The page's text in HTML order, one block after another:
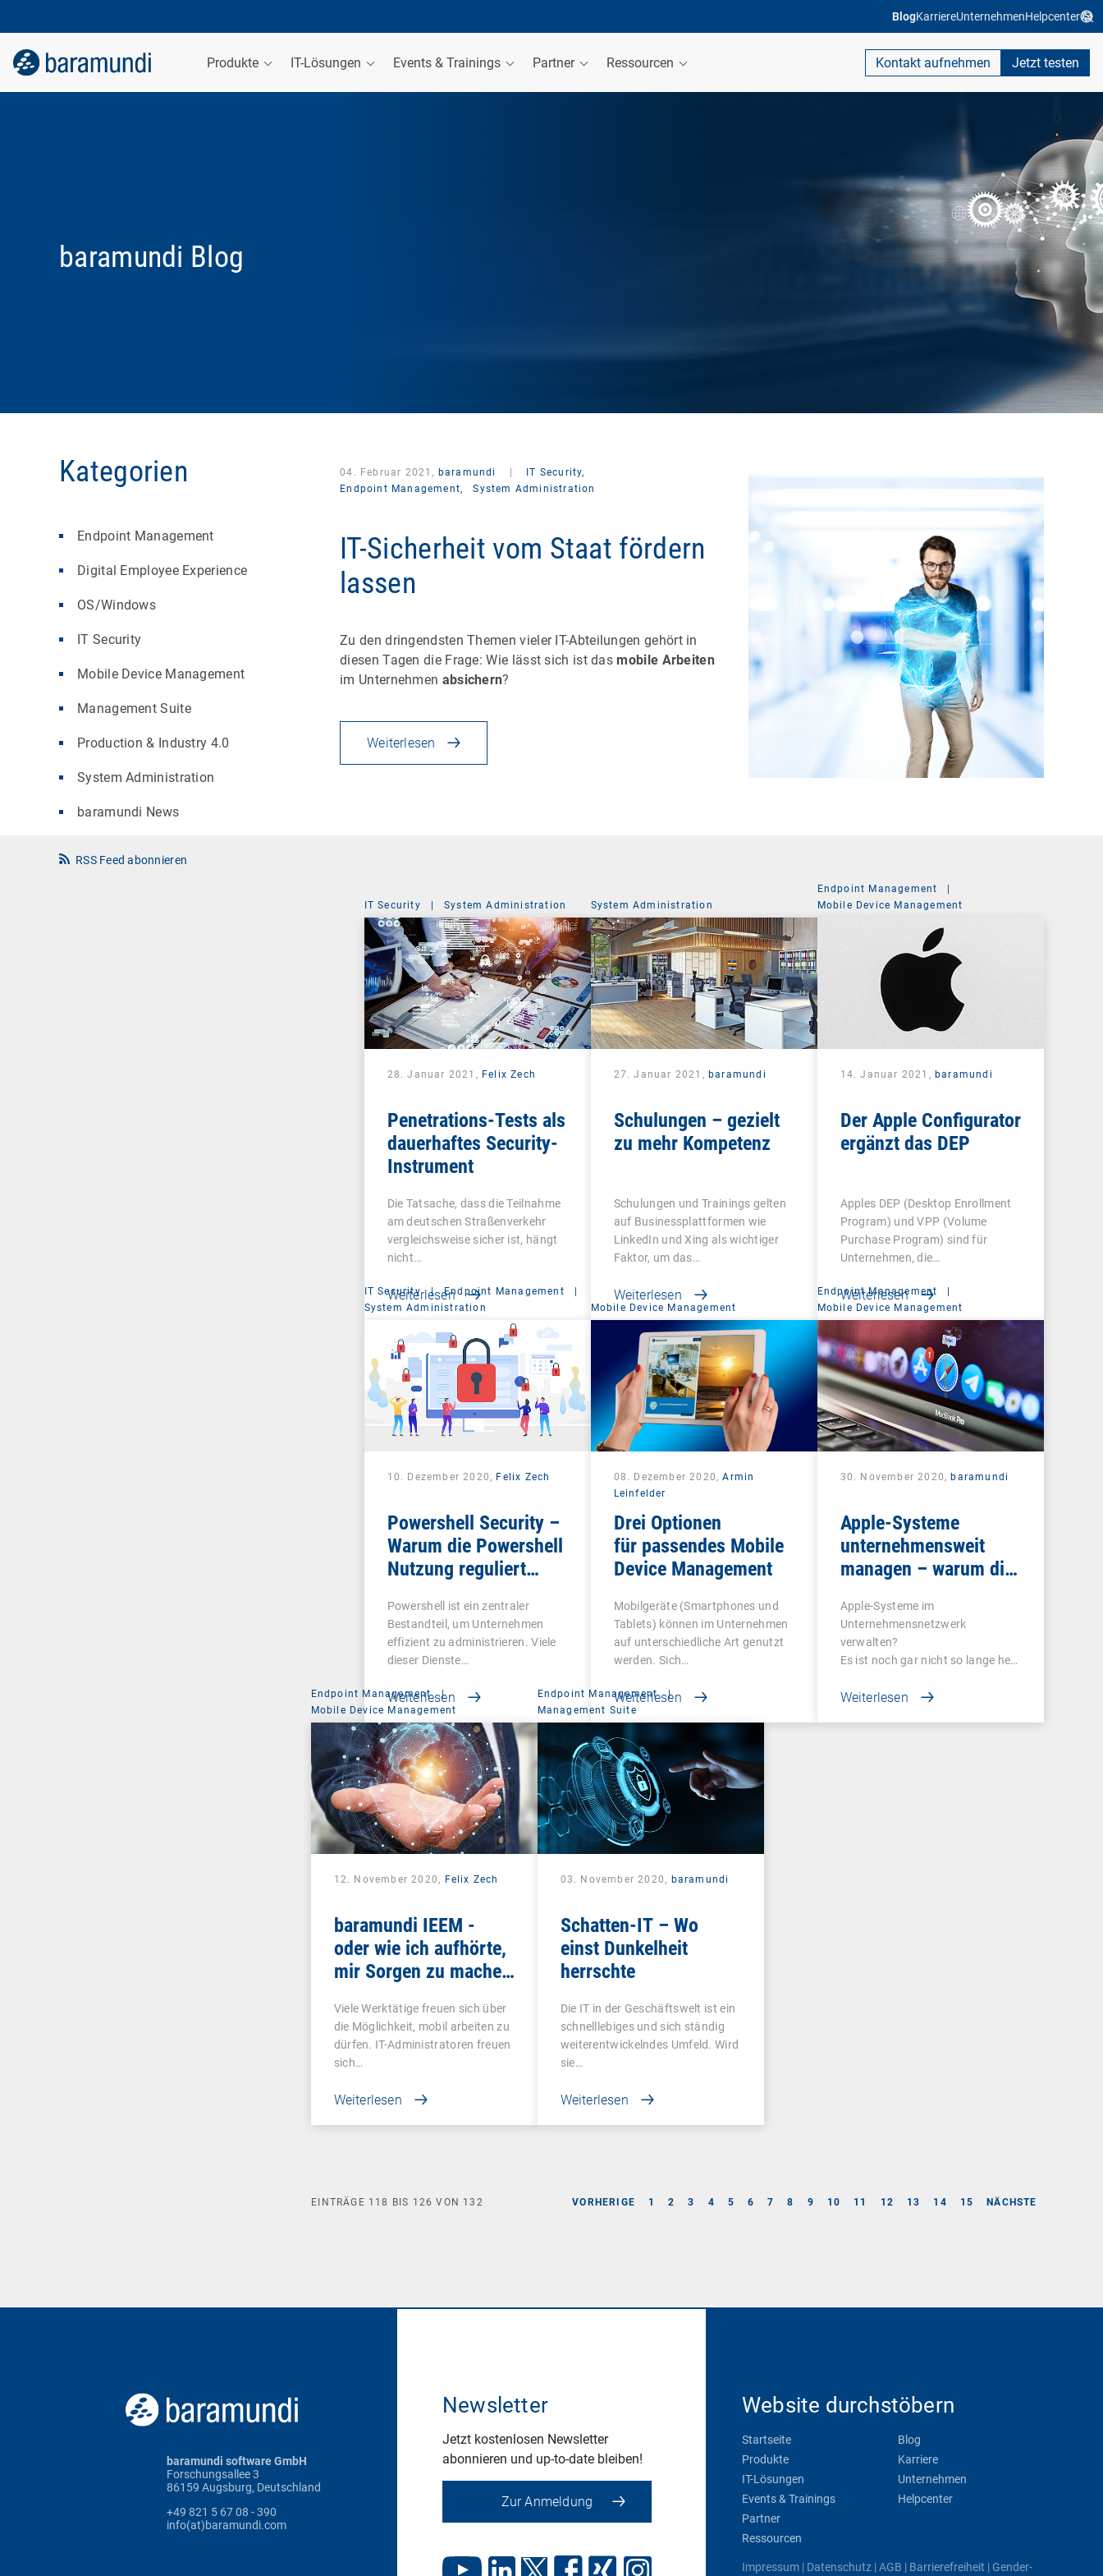
BlogKarriereUnternehmenHelpcenter
Produkte IT-Lösungen Events & Trainings Partner Ressourcen Kontakt aufnehmen Jetzt testen
baramundi Blog
Kategorien
Endpoint Management
Digital Employee Experience
OS/Windows
IT Security
Mobile Device Management
Management Suite
Production & Industry 4.0
System Administration
baramundi News
RSS Feed abonnieren
04. Februar 2021, baramundi
IT Security,
Endpoint Management,
System Administration
IT-Sicherheit vom Staat fördern
lassen
Zu den dringendsten Themen vieler IT-Abteilungen gehört in
diesen Tagen die Frage: Wie lässt sich ist das mobile Arbeiten
im Unternehmen absichern?
Weiterlesen
IT Security | System Administration
28. Januar 2021, Felix Zech
Penetrations-Tests als
dauerhaftes Security-
Instrument
Die Tatsache, dass die Teilnahme
am deutschen Straßenverkehr
vergleichsweise sicher ist, hängt
nicht…
Weiterlesen
System Administration
27. Januar 2021, baramundi
Schulungen – gezielt
zu mehr Kompetenz
Schulungen und Trainings gelten
auf Businessplattformen wie
LinkedIn und Xing als wichtiger
Faktor, um das…
Weiterlesen
Endpoint Management
|
Mobile Device Management
14. Januar 2021, baramundi
Der Apple Configurator
ergänzt das DEP
Apples DEP (Desktop Enrollment
Program) und VPP (Volume
Purchase Program) sind für
Unternehmen, die…
Weiterlesen
IT Security | Endpoint Management
|
System Administration
10. Dezember 2020, Felix Zech
Powershell Security –
Warum die Powershell
Nutzung reguliert
Powershell ist ein zentraler
Bestandteil, um Unternehmen
effizient zu administrieren. Viele
dieser Dienste…
Weiterlesen
Mobile Device Management
08. Dezember 2020,Armin
Leinfelder
Drei Optionen
für passendes Mobile
Device Management
Mobilgeräte (Smartphones und
Tablets) können im Unternehmen
auf unterschiedliche Art genutzt
werden. Sich…
Weiterlesen
Endpoint Management
|
Mobile Device Management
30. November 2020,baramundi
Apple-Systeme
unternehmensweit
managen – warum die
VPP sinnvoll ist
Apple-Systeme im
Unternehmensnetzwerk
verwalten?
Es ist noch gar nicht so lange her,
Weiterlesen
Endpoint Management
|
Mobile Device Management
12. November 2020, Felix Zech
baramundi IEEM -
oder wie ich aufhörte,
mir Sorgen zu machen
liebte
Viele Werktätige freuen sich über
die Möglichkeit, mobil arbeiten zu
dürfen. IT-Administratoren freuen
sich…
Weiterlesen
Endpoint Management
|
Management Suite
03. November 2020, baramundi
Schatten-IT – Wo
einst Dunkelheit
herrschte
Die IT in der Geschäftswelt ist ein
schnelllebiges und sich ständig
weiterentwickelndes Umfeld. Wird
sie…
Weiterlesen
VORHERIGE 1 2 3 4 5 6 7 8 9 10 11 12 13 14 15 NÄCHSTE
EINTRÄGE 118 BIS 126 VON 132
baramundi software GmbH
Forschungsallee 3
86159 Augsburg, Deutschland
+49 821 5 67 08 - 390
info(at)baramundi.com
Newsletter
Jetzt kostenlosen Newsletter
abonnieren und up-to-date bleiben!
Zur Anmeldung
Website durchstöbern
Startseite
Produkte
IT-Lösungen
Events & Trainings
Partner
Ressourcen
Blog
Karriere
Unternehmen
Helpcenter
Impressum| Datenschutz|AGB | Barrierefreiheit | Gender-